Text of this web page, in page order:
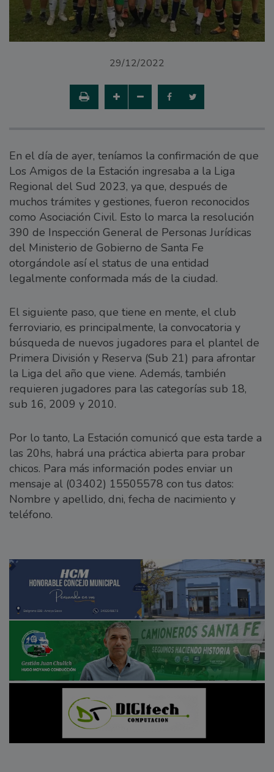
29/12/2022
En el día de ayer, teníamos la confirmación de que
Los Amigos de la Estación ingresaba a la Liga
Regional del Sud 2023, ya que, después de
muchos trámites y gestiones, fueron reconocidos
como Asociación Civil. Esto lo marca la resolución
390 de Inspección General de Personas Jurídicas
del Ministerio de Gobierno de Santa Fe
otorgándole así el status de una entidad
legalmente conformada más de la ciudad.
El siguiente paso, que tiene en mente, el club
ferroviario, es principalmente, la convocatoria y
búsqueda de nuevos jugadores para el plantel de
Primera División y Reserva (Sub 21) para afrontar
la Liga del año que viene. Además, también
requieren jugadores para las categorías sub 18,
sub 16, 2009 y 2010.
Por lo tanto, La Estación comunicó que esta tarde a
las 20hs, habrá una práctica abierta para probar
chicos. Para más información podes enviar un
mensaje al (03402) 15505578 con tus datos:
Nombre y apellido, dni, fecha de nacimiento y
teléfono.